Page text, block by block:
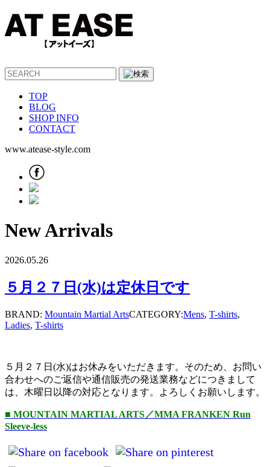
TOP
BLOG
SHOP INFO
CONTACT
www.atease-style.com
New Arrivals
2026.05.26
５月２７日(水)は定休日です
BRAND: Mountain Martial ArtsCATEGORY:Mens, T-shirts,
Ladies, T-shirts
５月２７日(水)はお休みをいただきます。そのため、お問い
合わせへのご返信や通信販売の発送業務などにつきまして
は、木曜日以降の対応となります。よろしくお願いします。
■ MOUNTAIN MARTIAL ARTS／MMA FRANKEN Run
Sleeve-less